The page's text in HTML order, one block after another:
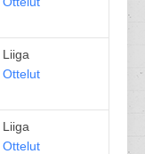
Liiga
Ottelut
Liiga
Ottelut